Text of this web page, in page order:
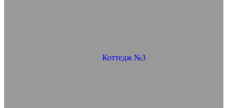
Коттедж №3